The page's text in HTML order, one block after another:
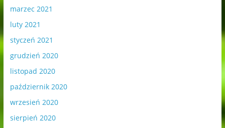
marzec 2021
luty 2021
styczeń 2021
grudzień 2020
listopad 2020
październik 2020
wrzesień 2020
sierpień 2020